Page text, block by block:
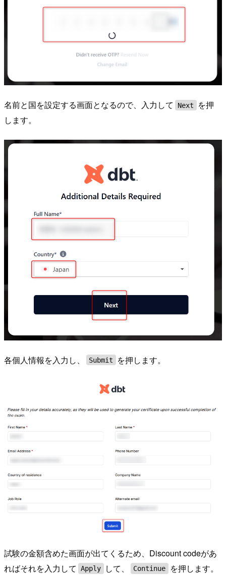
名前と国を設定する画面となるので、入力して Next
を押
します。
各個人情報を入力し、 Submit を押します。
試験の金額含めた画面が出てくるため、Discount codeがあ
ればそれを入力して
Apply して、 Continue を押します。